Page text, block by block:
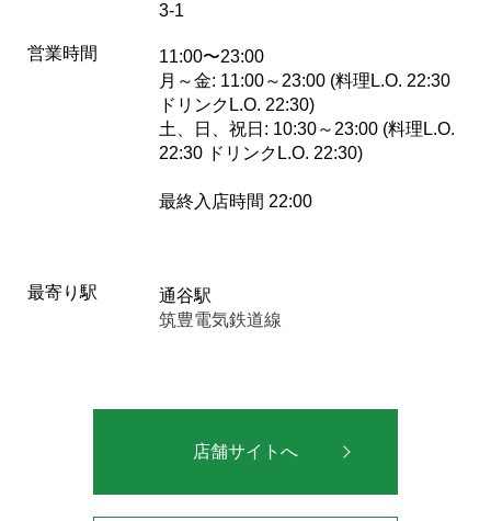
3-1
営業時間
11:00〜23:00
月～金: 11:00～23:00 (料理L.O. 22:30
ドリンクL.O. 22:30)
土、日、祝日: 10:30～23:00 (料理L.O.
22:30 ドリンクL.O. 22:30)
最終入店時間 22:00
最寄り駅
通谷駅
筑豊電気鉄道線
店舗サイトへ